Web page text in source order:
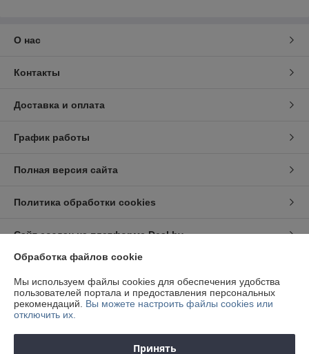
О нас
Контакты
Доставка и оплата
График работы
Полная версия сайта
Политика обработки cookies
Сайт создан на платформе Deal.by
Информация для покупателя
Юридическое лицо:ООО "Квалитет Авто"
220012, г. Минск, ул. Академическая, д. 6/1, комн. 7
Регистрационный номер ЕГР: 191922659
Обработка файлов cookie
Мы используем файлы cookies для обеспечения удобства
пользователей портала и предоставления персональных
рекомендаций. Вы можете настроить файлы cookies или
отключить их.
Принять